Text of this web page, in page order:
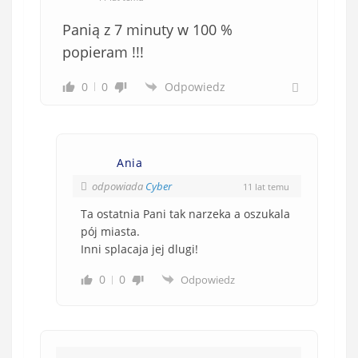
Panią z 7 minuty w 100 %
popieram !!!
0 0 Odpowiedz
Ania
odpowiada Cyber 11 lat temu
Ta ostatnia Pani tak narzeka a oszukala
pój miasta.
Inni splacaja jej dlugi!
0
0 Odpowiedz